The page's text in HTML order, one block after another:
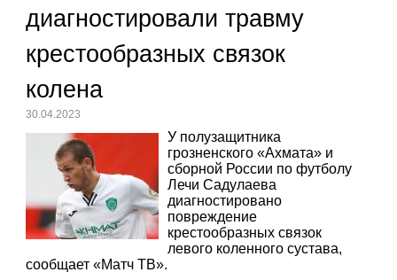
диагностировали травму
крестообразных связок
колена
30.04.2023
У полузащитника
грозненского «Ахмата» и
сборной России по футболу
Лечи Садулаева
диагностировано
повреждение
крестообразных связок
левого коленного сустава,
сообщает «Матч ТВ».